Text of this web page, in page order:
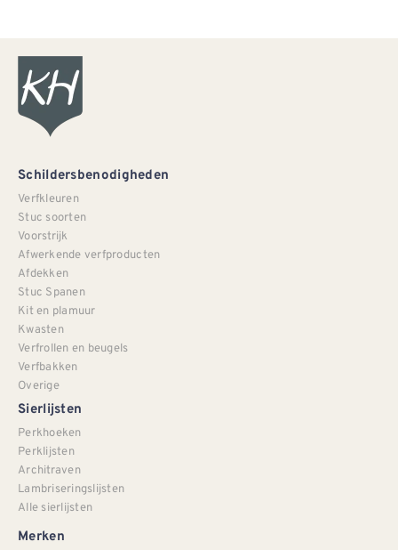
Schildersbenodigheden
Verfkleuren
Stuc soorten
Voorstrijk
Afwerkende verfproducten
Afdekken
Stuc Spanen
Kit en plamuur
Kwasten
Verfrollen en beugels
Verfbakken
Overige
Sierlijsten
Perkhoeken
Perklijsten
Architraven
Lambriseringslijsten
Alle sierlijsten
Merken